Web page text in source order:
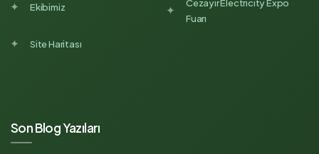
Ekibimiz
Site Haritası
Cezayir Electricity Expo
Fuarı
Son Blog Yazıları